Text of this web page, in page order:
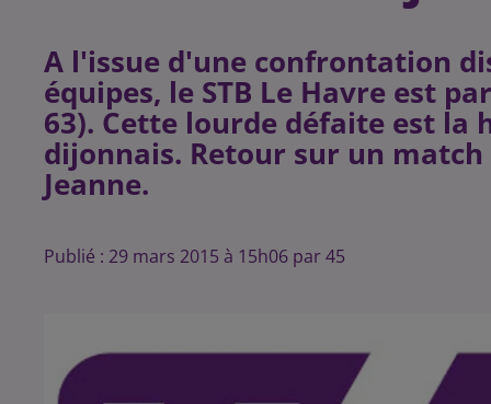
A l'issue d'une confrontation
équipes, le STB Le Havre est
63). Cette lourde défaite est
dijonnais. Retour sur un
Publié : 29 mars 2015 à 15h06 par 45